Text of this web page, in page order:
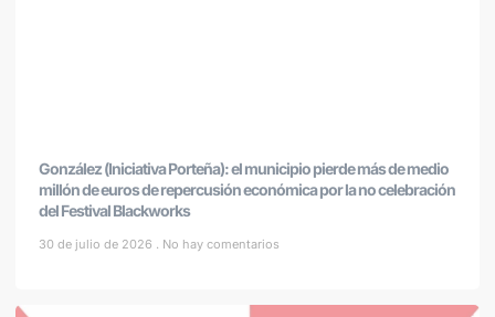
González (Iniciativa Porteña): el municipio pierde más de medio
millón de euros de repercusión económica por la no celebración
del Festival Blackworks
30 de julio de 2026 No hay comentarios